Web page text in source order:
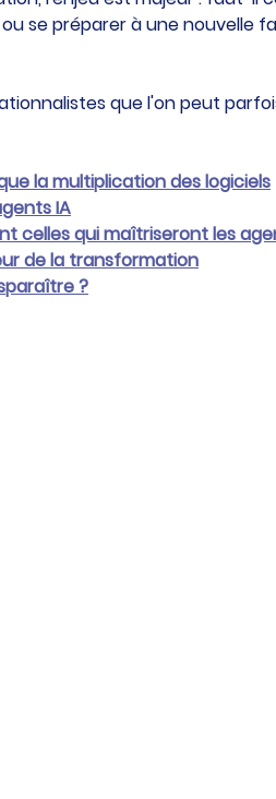
se préparer à une nouvelle
que l'on peut
la multiplication des logiciels
IA
celles qui maîtriseront les
de la transformation
?